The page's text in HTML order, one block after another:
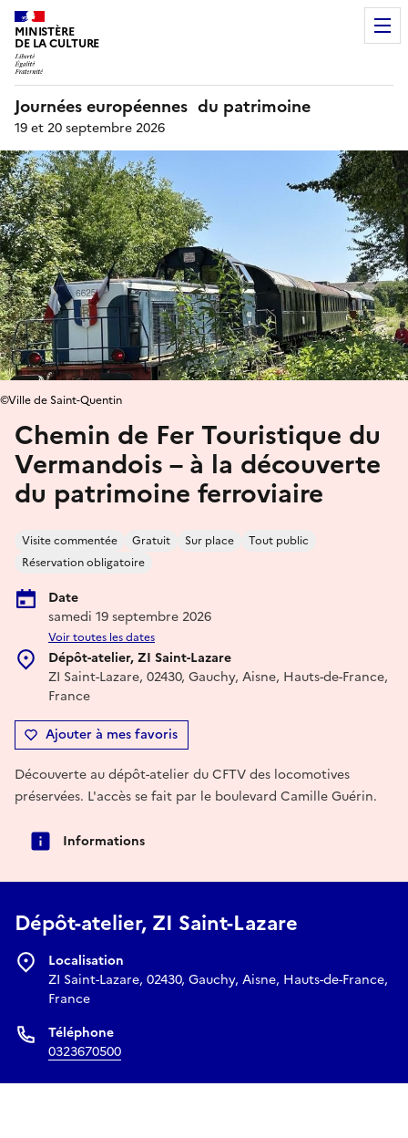
MINISTÈRE
DE LA CULTURE
Journées européennes du patrimoine
19 et 20 septembre 2026
Chemin de Fer Touristique du
Vermandois – à la découverte
du patrimoine ferroviaire
Visite commentée Gratuit Sur place
Tout public
Réservation obligatoire
Date
samedi 19 septembre 2026
Voir toutes les dates
Dépôt-atelier, ZI Saint-Lazare
ZI Saint-Lazare, 02430, Gauchy, Aisne, Hauts-de-France,
France
Ajouter à mes favoris
©Ville de Saint-Quentin
Découverte au dépôt-atelier du CFTV des locomotives
préservées. L'accès se fait par le boulevard Camille Guérin.
Informations
Dépôt-atelier, ZI Saint-Lazare
Localisation
ZI Saint-Lazare, 02430, Gauchy, Aisne, Hauts-de-France,
France
Téléphone
0323670500